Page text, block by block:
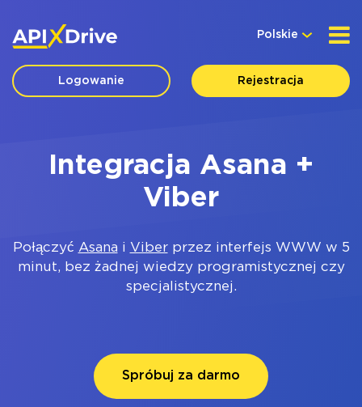
Polskie
Logowanie Rejestracja
Integracja Asana +
Viber
Połączyć Asana i Viberprzez interfejs WWW w 5
minut, bez żadnej wiedzy programistycznej czy
specjalistycznej.
Spróbuj za darmo